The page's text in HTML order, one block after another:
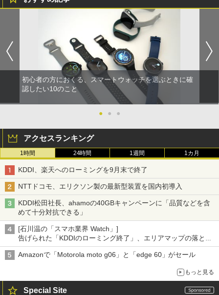
初心者の方におくる、スマートウォッチを選ぶときに確
認したい10のこと
● ● ●
アクセスランキング
1時間 24時間 1週間 1カ月
KDDI、楽天へのローミングを9月末で終了
NTTドコモ、エリクソン製の最新型装置を国内初導入
KDDI松田社長、ahamoの40GBキャンペーンに「品質などを含
めて十分対抗できる」
[石川温の「スマホ業界 Watch」]
告げられた「KDDIのローミング終了」、エリアマップの落とし
穴と楽天モバイルの課題
Amazonで「Motorola moto g06」と「edge 60」がセール
もっと見る
Special Site